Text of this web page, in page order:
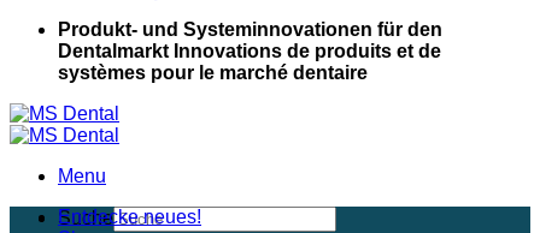
Produkt- und Systeminnovationen für den
Dentalmarkt Innovations de produits et de
systèmes pour le marché dentaire
Menu
Suche
Entdecke neues!